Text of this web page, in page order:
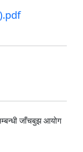
जाँचबुझ आयोग